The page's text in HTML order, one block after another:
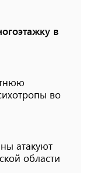
в
во
атакуют
области